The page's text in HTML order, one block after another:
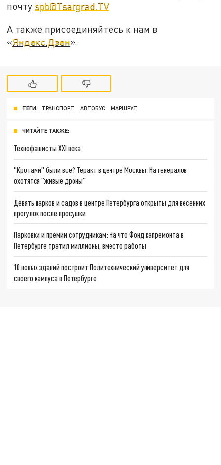
почту spb@Tsargrad.TV
А также присоединяйтесь к нам в
«Яндекс.Дзен».
ТЕГИ: ТРАНСПОРТ АВТОБУС МАРШРУТ
ЧИТАЙТЕ ТАКЖЕ:
Технофашисты XXI века
"Кротами" были все? Теракт в центре Москвы: На генералов
охотятся "живые дроны"
Девять парков и садов в центре Петербурга открыты для весенних
прогулок после просушки
Парковки и премии сотрудникам: На что Фонд капремонта в
Петербурге тратил миллионы, вместо работы
10 новых зданий построит Политехнический университет для
своего кампуса в Петербурге